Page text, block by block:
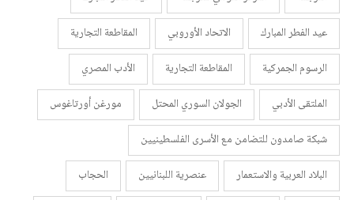
عيد الفطر المبارك
الاتحاد الأوروبي
المقاطعة التجارية
الرسوم الجمركية
المقاطعة التجارية
الأدب المصري
الملتقى الأدبي
الجولان السوري المحتل
مورغن أورتاغوس
شبكة صامدون للتضامن مع الأسرى الفلسطينيين
البلاد العربية والاستعمار
عنصرية اللبنانيين
الحجاب